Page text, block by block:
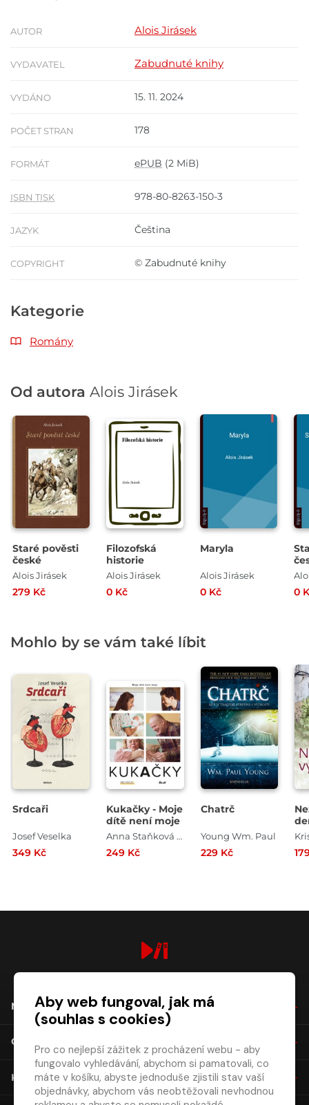
AUTOR Alois Jirásek
VYDAVATEL Zabudnuté knihy
VYDÁNO 15. 11. 2024
POČET STRAN 178
FORMÁT ePUB (2 MiB)
ISBN TISK 978-80-8263-150-3
JAZYK Čeština
COPYRIGHT © Zabudnuté knihy
Kategorie
Romány
Od autora Alois Jirásek
Staré pověsti
české
Alois Jirásek
279 Kč
Filozofská
historie
Alois Jirásek
0 Kč
Maryla
Alois Jirásek
0 Kč 0
Mohlo by se vám také líbit
Srdcaři
Josef Veselka
349 Kč
Kukačky - Moje
dítě není moje
Anna Staňková , Jan Coufal
249 Kč
Chatrč
Young Wm. Paul
229 Kč
NÁKUP
O SPOLEČNOSTI
KONTAKT
Aby web fungoval, jak má
(souhlas s cookies)
Pro co nejlepší zážitek z procházení webu - aby
fungovalo vyhledávání, abychom si pamatovali, co
máte v košíku, abyste jednoduše zjistili stav vaší
objednávky, abychom vás neobtěžovali nevhodnou